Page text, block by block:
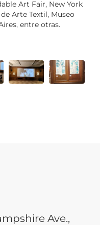
Art Fair, New York
Arte Textil, Museo
entre otras.
Ave.,